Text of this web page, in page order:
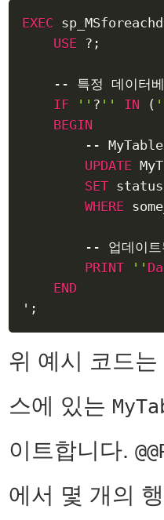
EXEC
USE ? ;
--
특정 데이터
IF
'' ? '' IN (
BEGIN
--
UPDATE
SET
WHERE
--
업데이
PRINT
''
END
' ;
위 예시 코드
스에 있는
이트합니다.
에서 몇 개의